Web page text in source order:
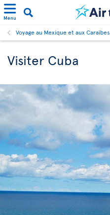
Menu
Voyage au Mexique et aux Caraïbes
Visiter Cuba